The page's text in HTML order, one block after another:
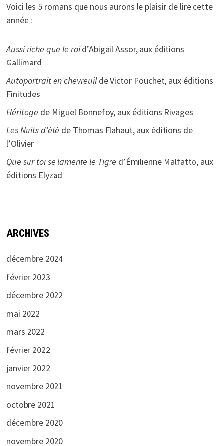
Voici les 5 romans que nous aurons le plaisir de lire cette
année :
Aussi riche que le roid’Abigail Assor, aux éditions
Gallimard
Autoportrait en chevreuilde Victor Pouchet, aux éditions
Finitudes
Héritage de Miguel Bonnefoy, aux éditions Rivages
Les Nuits d’été de Thomas Flahaut, aux éditions de
l’Olivier
Que sur toi se lamente le Tigre d’Émilienne Malfatto, aux
éditions Elyzad
ARCHIVES
décembre 2024
février 2023
décembre 2022
mai 2022
mars 2022
février 2022
janvier 2022
novembre 2021
octobre 2021
décembre 2020
novembre 2020